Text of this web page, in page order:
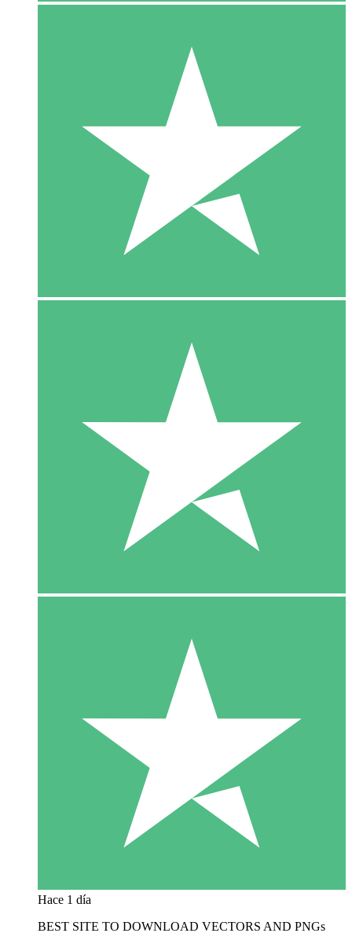
Hace 1 día
BEST SITE TO DOWNLOAD VECTORS AND PNGs